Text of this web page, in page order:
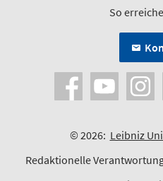
So
© 2026: Leibniz
Redaktionelle